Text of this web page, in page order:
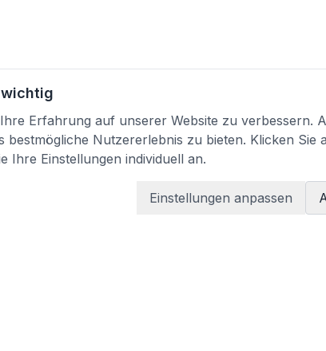
Erfahrung auf unserer Website zu verbessern.
bestmögliche Nutzererlebnis zu bieten. Klicken Sie
Ihre Einstellungen individuell an.
Einstellungen anpassen